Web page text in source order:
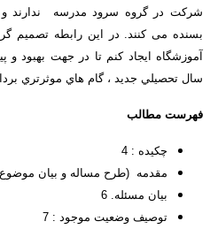
شرکت در گروه سرود مدرسه ندارند
بسنده می کنند. در این رابطه تصمیم
آموزشگاه ایجاد کنم تا در جهت بهبود و
سال تحصيلي جديد ، گام هاي موثرتري
فهرست مطالب
چكيده : 4
مقدمه (طرح مساله و بیان موضوع
بيان مسئله. 6
توصيف وضعيت موجود : 7